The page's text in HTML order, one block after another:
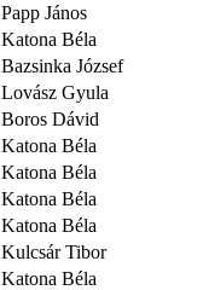
Papp János
Katona Béla
Bazsinka József
Lovász Gyula
Boros Dávid
Katona Béla
Katona Béla
Katona Béla
Katona Béla
Kulcsár Tibor
Katona Béla